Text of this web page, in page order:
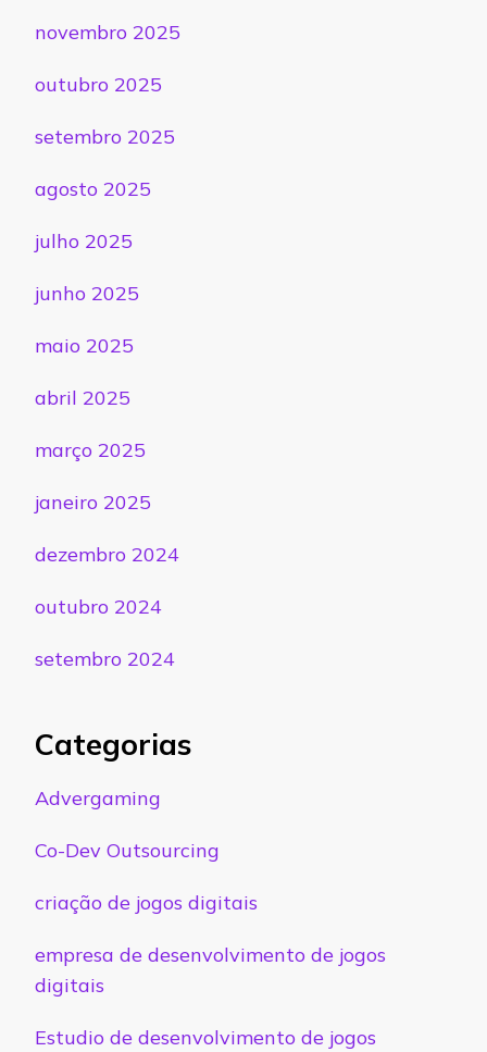
novembro 2025
outubro 2025
setembro 2025
agosto 2025
julho 2025
junho 2025
maio 2025
abril 2025
março 2025
janeiro 2025
dezembro 2024
outubro 2024
setembro 2024
Categorias
Advergaming
Co-Dev Outsourcing
criação de jogos digitais
empresa de desenvolvimento de jogos
digitais
Estudio de desenvolvimento de jogos